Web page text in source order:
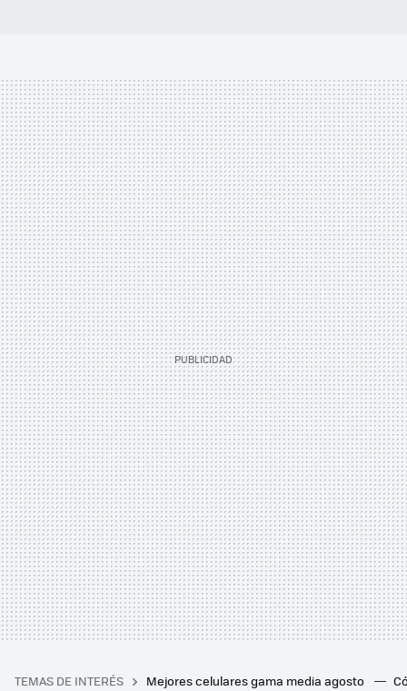
TEMAS DE INTERÉS Mejores celulares gama media agosto